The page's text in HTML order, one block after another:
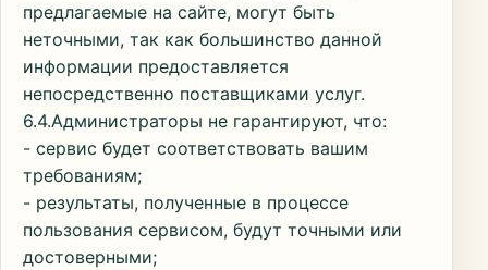
предлагаемые на сайте, могут быть
неточными, так как большинство данной
информации предоставляется
непосредственно поставщиками услуг.
6.4.Администраторы не гарантируют, что:
- сервис будет соответствовать вашим
требованиям;
- результаты, полученные в процессе
пользования сервисом, будут точными или
достоверными;